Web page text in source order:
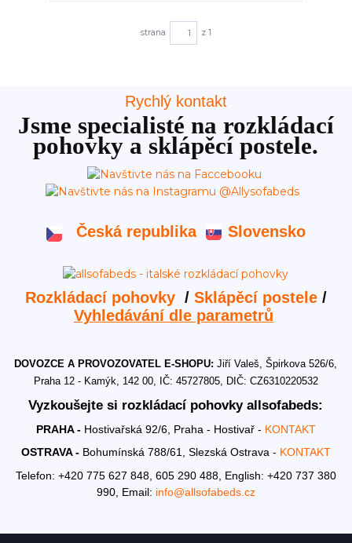
strana z 1
Rychlý kontakt
Jsme specialisté na rozkládací
pohovky a sklápěcí postele.
Česká republika Slovensko
Rozkládací pohovky / Sklápěcí postele/
Vyhledávání dle parametrů
DOVOZCE A PROVOZOVATEL E-SHOPU:Jiří Valeš, Špirkova 526/6,
Praha 12 - Kamýk, 142 00, IČ: 45727805, DIČ: CZ6310220532
Vyzkoušejte si rozkládací pohovky allsofabeds:
PRAHA - Hostivařská 92/6, Praha - Hostivař - KONTAKT
OSTRAVA - Bohumínská 788/61, Slezská Ostrava - KONTAKT
Telefon: +420 775 627 848, 605 290 488, English: +420 737 380
990, Email: info@allsofabeds.cz